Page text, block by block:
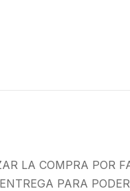
LA COMPRA POR
PARA